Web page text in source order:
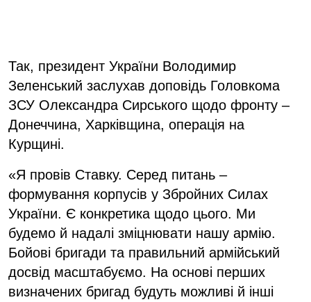
Так, президент України Володимир
Зеленський заслухав доповідь Головкома
ЗСУ Олександра Сирського щодо фронту –
Донеччина, Харківщина, операція на
Курщині.
«Я провів Ставку. Серед питань –
формування корпусів у Збройних Силах
України. Є конкретика щодо цього. Ми
будемо й надалі зміцнювати нашу армію.
Бойові бригади та правильний армійський
досвід масштабуємо. На основі перших
визначених бригад будуть можливі й інші